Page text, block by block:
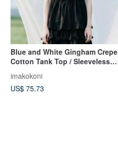
Blue and White Gingham Crepe
Cotton Tank Top / Sleeveless
imakokoni
US$ 75.73